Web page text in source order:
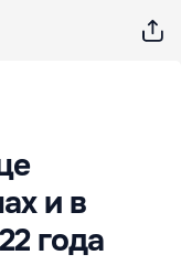
и в
года